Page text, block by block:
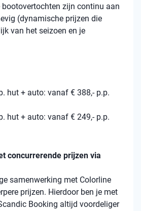
bootovertochten zijn continu aan
(dynamische prijzen die
van het seizoen en je
hut + auto: vanaf € 388,- p.p.
hut + auto: vanaf € 249,- p.p.
concurrerende prijzen via
samenwerking met Colorline
prijzen. Hierdoor ben je met
Booking altijd voordeliger